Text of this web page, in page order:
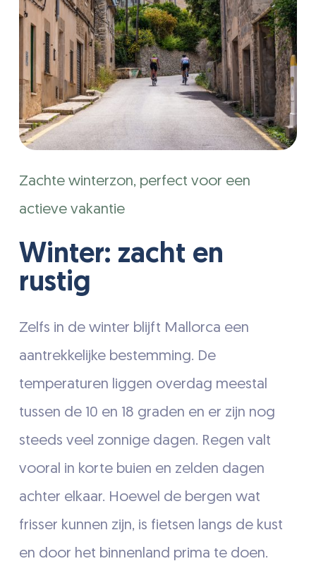
Zachte winterzon, perfect voor een
actieve vakantie
Winter: zacht en
rustig
Zelfs in de winter blijft Mallorca een
aantrekkelijke bestemming. De
temperaturen liggen overdag meestal
tussen de 10 en 18 graden en er zijn nog
steeds veel zonnige dagen. Regen valt
vooral in korte buien en zelden dagen
achter elkaar. Hoewel de bergen wat
frisser kunnen zijn, is fietsen langs de kust
en door het binnenland prima te doen.